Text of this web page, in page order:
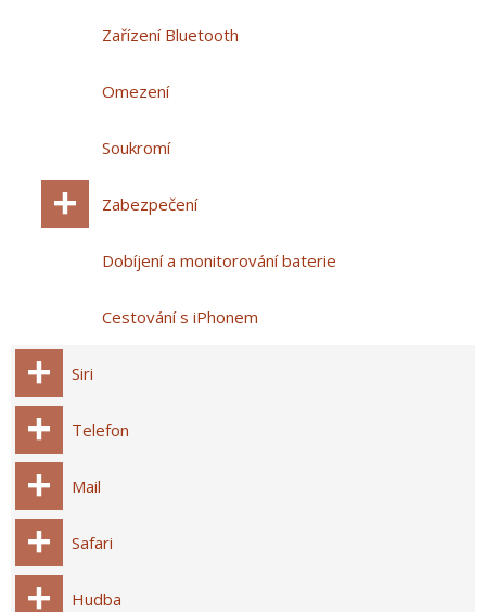
Zařízení Bluetooth
Omezení
Soukromí
Zabezpečení
Dobíjení a monitorování baterie
Cestování s iPhonem
Siri
Telefon
Mail
Safari
Hudba